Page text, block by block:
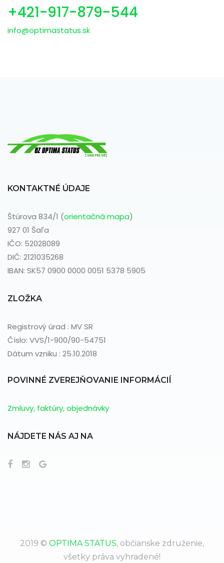
+421-917-879-544
info@optimastatus.sk
KONTAKTNÉ ÚDAJE
Štúrova 834/1 (orientačná mapa)
927 01 Šaľa
IČO: 52028089
DIČ: 2121035268
IBAN: SK57 0900 0000 0051 5378 5905
ZLOŽKA
Registrový úrad : MV SR
Číslo: VVS/1-900/90-54751
Dátum vzniku : 25.10.2018
POVINNÉ ZVEREJŇOVANIE INFORMÁCIÍ
Zmluvy, faktúry, objednávky
NÁJDETE NÁS AJ NA
2019 © OPTIMA STATUS, občianske združenie,
všetky práva vyhradené!